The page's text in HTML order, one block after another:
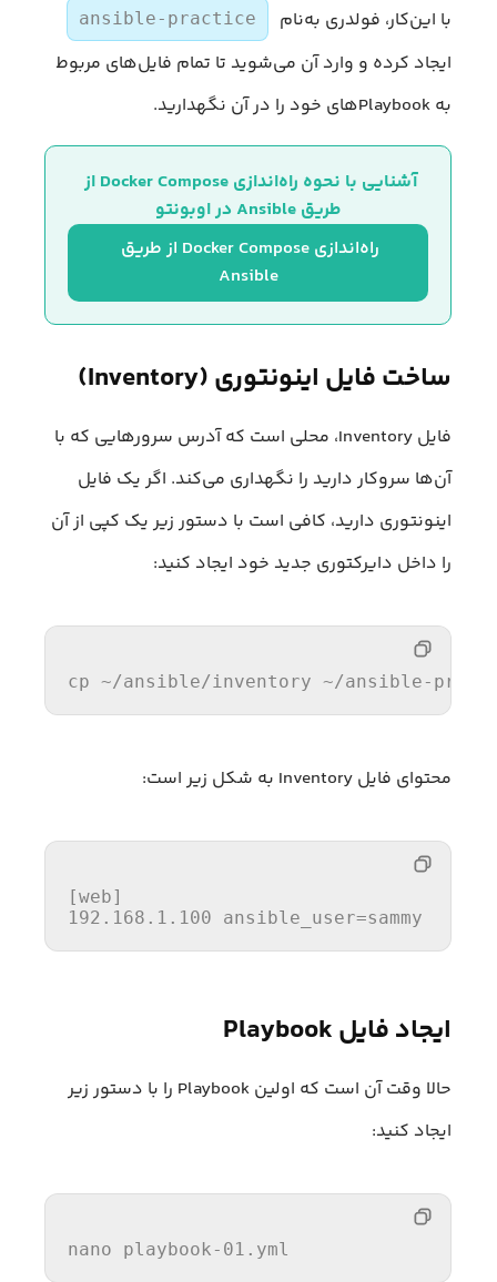
با این‌کار، فولدری به‌نام ansible-practice
ایجاد کرده و وارد آن می‌شوید تا تمام فایل‌‌های مربوط
به Playbookهای خود را در آن نگهدارید.
آشنایی با نحوه راه‌اندازی Docker Compose از
طریق Ansible در اوبونتو
راه‌اندازی Docker Compose از طریق
Ansible
ساخت فایل اینونتوری (Inventory)
فایل Inventory، محلی است که آدرس سرورهایی که با
آن‌ها سروکار دارید را نگهداری می‌کند. اگر یک فایل
اینونتوری دارید، کافی است با دستور زیر یک کپی از آن
را داخل دایرکتوری جدید خود ایجاد کنید:
cp ~/ansible/inventory ~/ansible-
محتوای فایل Inventory به شکل زیر است:
[web]
192.168.1.100 ansible_user=sammy
ایجاد فایل Playbook
حالا وقت آن است که اولین Playbook را با دستور زیر
ایجاد کنید:
nano playbook- 01 .yml